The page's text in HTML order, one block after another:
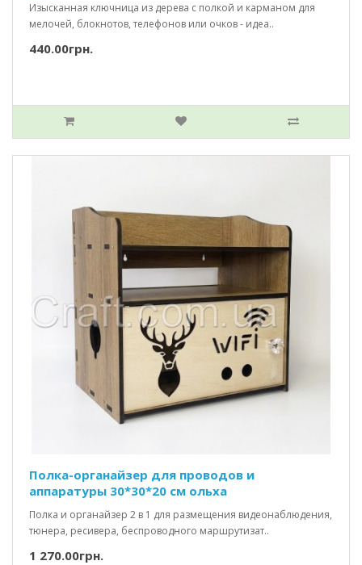
Изысканная ключница из дерева с полкой и карманом для
мелочей, блокнотов, телефонов или очков - идеа..
440.00грн.
Полка-органайзер для проводов и
аппаратуры 30*30*20 см ольха
Полка и органайзер 2 в 1 для размещения видеонаблюдения,
тюнера, ресивера, беспроводного маршрутизат..
1 270.00грн.